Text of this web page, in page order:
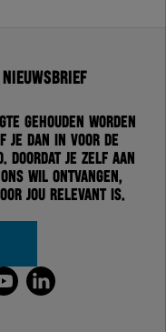
gehouden worden
je dan in voor de
Doordat je zelf aan
wil ontvangen,
jou relevant is.